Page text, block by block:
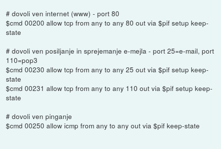
# dovoli ven internet (www) - port 80
$cmd 00200 allow tcp from any to any 80 out via $pif setup keep-
state
# dovoli ven posiljanje in sprejemanje e-mejla - port 25=e-mail, port
110=pop3
$cmd 00230 allow tcp from any to any 25 out via $pif setup keep-
state
$cmd 00231 allow tcp from any to any 110 out via $pif setup keep-
state
# dovoli ven pinganje
$cmd 00250 allow icmp from any to any out via $pif keep-state